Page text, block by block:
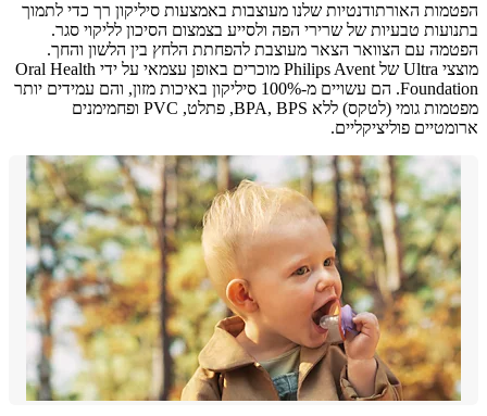
האורתודנטיות שלנו מעוצבות באמצעות סיליקון רך כדי לתמוך
טבעיות של שרירי הפה ולסייע בצמצום הסיכון לליקוי סגר.
עם הצוואר הצאר מעוצבת להפחתת הלחץ בין הלשון והחך.
מוצצי Ultra של Philips Avent מוכרים באופן עצמאי על ידי Oral Health
Foundation. הם עשויים מ-100% סיליקון באיכות מזון, והם עמידים יותר
מפטמות גומי (לטקס) ללא BPA, BPS, פתלט, PVC ופחמימנים
פוליציקליים.